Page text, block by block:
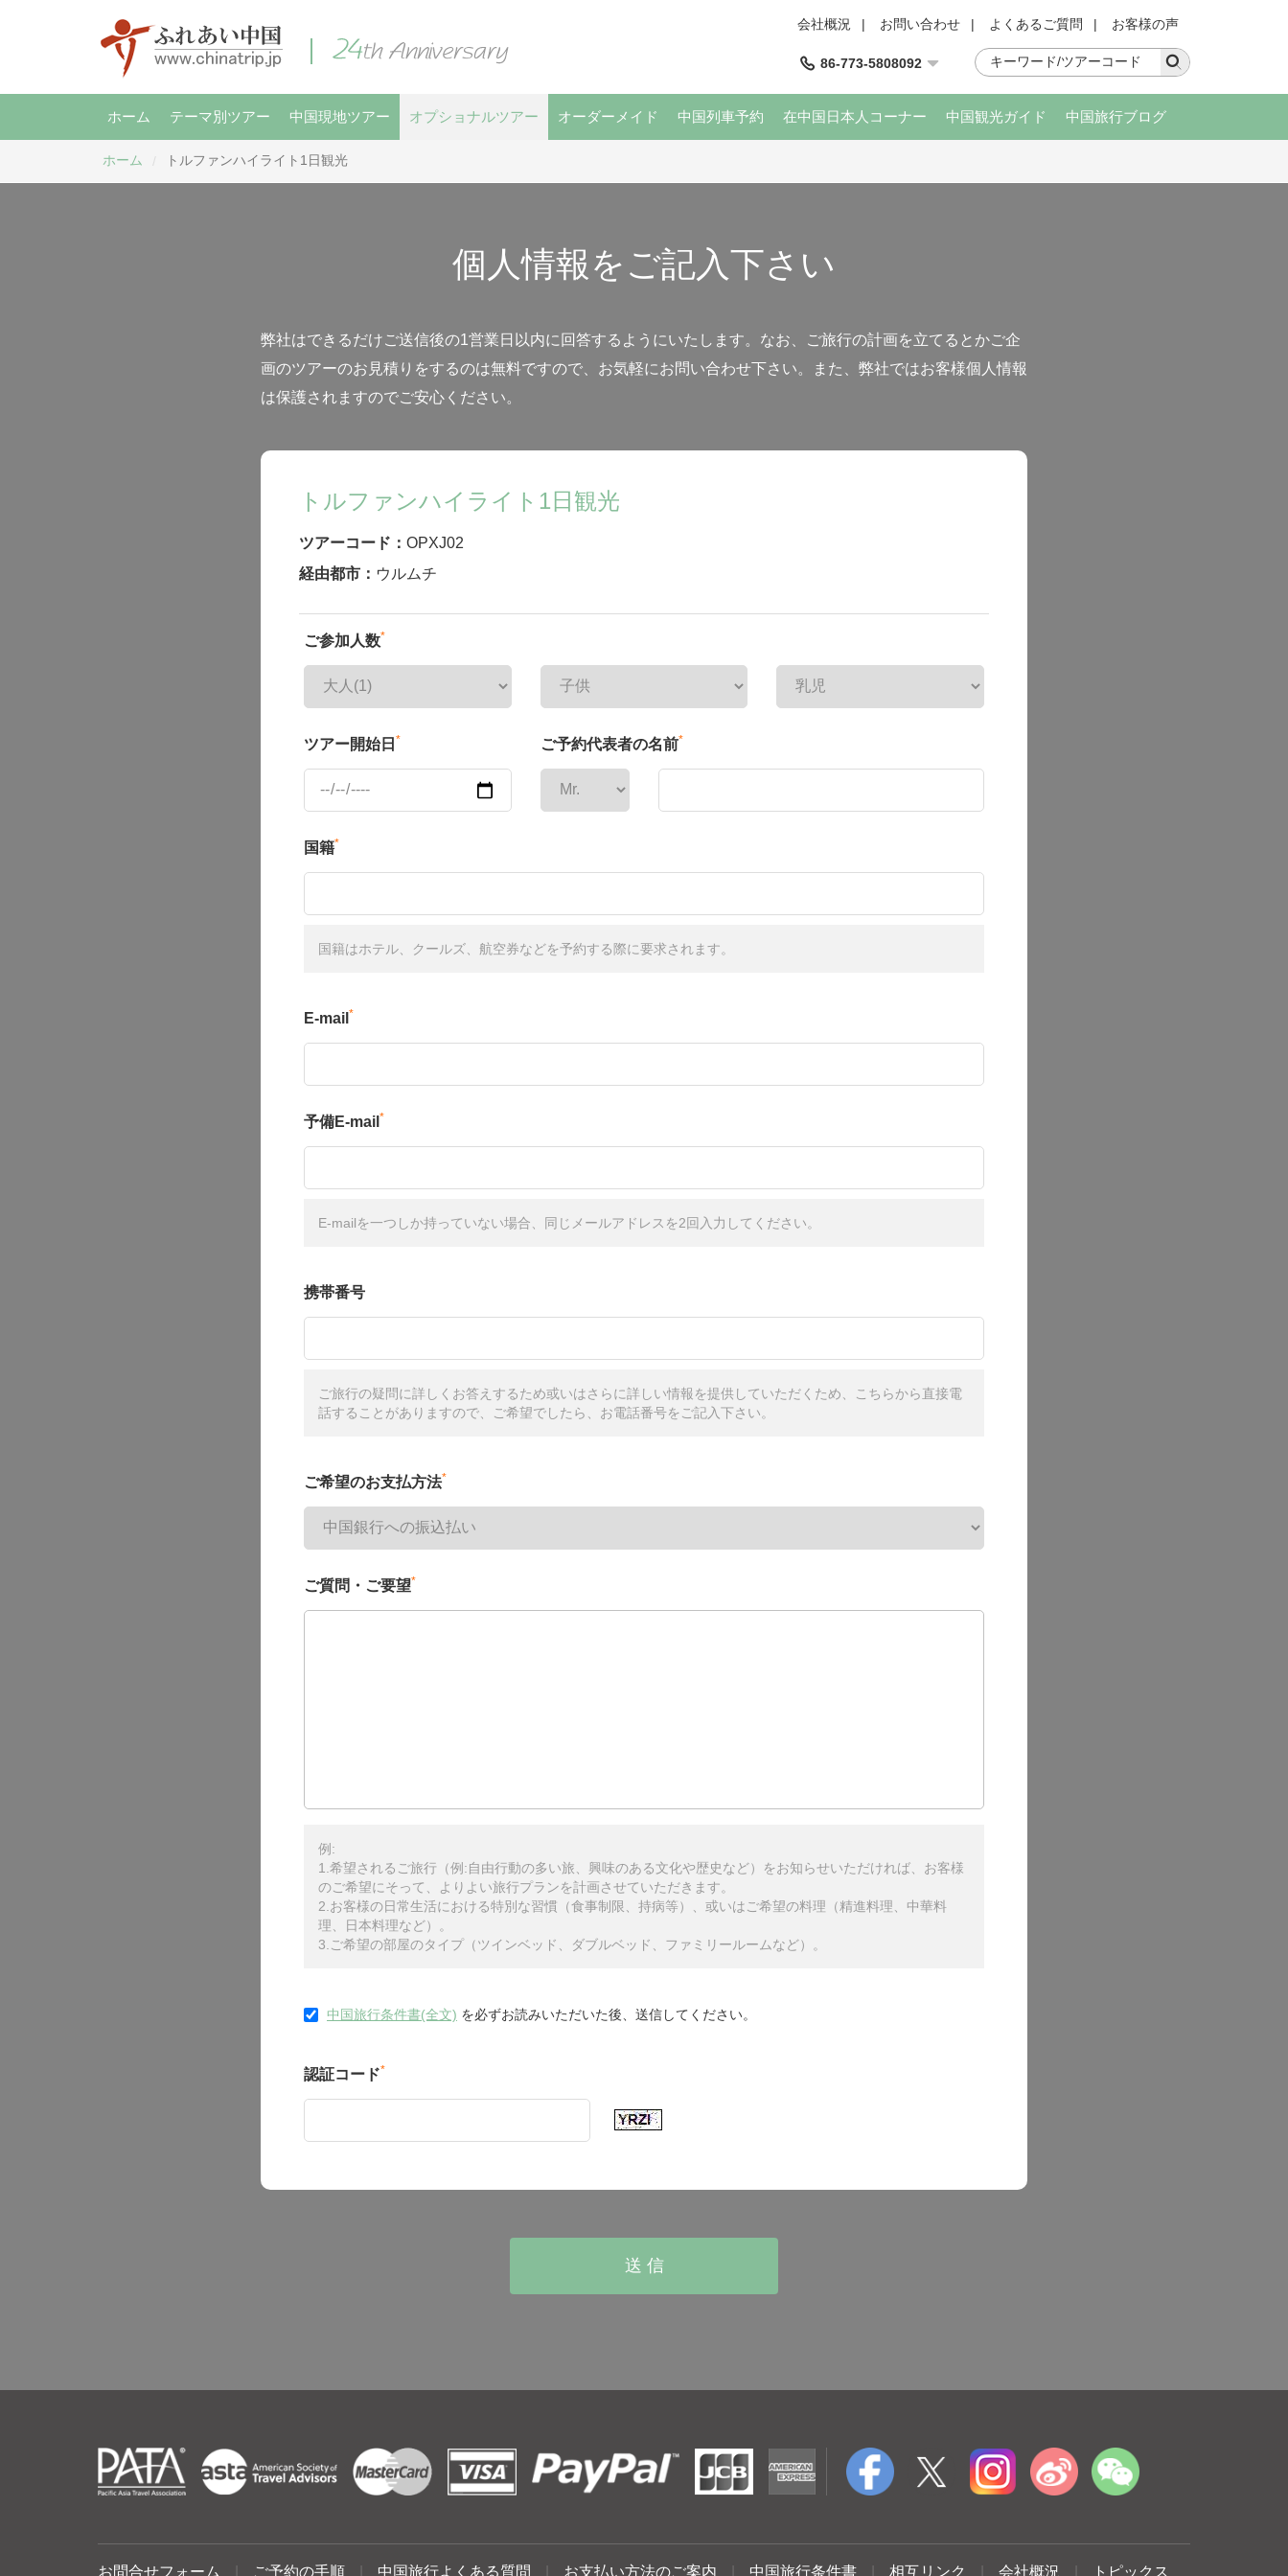
会社概況 | お問い合わせ | よくあるご質問 | お客様の声
86-773-5808092
ホーム テーマ別ツアー 中国現地ツアー オプショナルツアー オーダーメイド 中国列車予約 在中国日本人コーナー 中国観光ガイド 中国旅行ブログ
ホーム トルファンハイライト1日観光
個人情報をご記入下さい
弊社はできるだけご送信後の1営業日以内に回答するようにいたします。なお、ご旅行の計画を立てるとかご企
画のツアーのお見積りをするのは無料ですので、お気軽にお問い合わせ下さい。また、弊社ではお客様個人情報
は保護されますのでご安心ください。
トルファンハイライト1日観光
ツアーコード： OPXJ02
経由都市： ウルムチ
ご参加人数*
ツアー開始日 * ご予約代表者の名前*
国籍*
国籍はホテル、クールズ、航空券などを予約する際に要求されます。
E-mail *
予備E-mail *
E-mailを一つしか持っていない場合、同じメールアドレスを2回入力してください。
携帯番号
ご旅行の疑問に詳しくお答えするため或いはさらに詳しい情報を提供していただくため、こちらから直接電
話することがありますので、ご希望でしたら、お電話番号をご記入下さい。
ご希望のお支払方法*
ご質問・ご要望*
例:
1.希望されるご旅行（例:自由行動の多い旅、興味のある文化や歴史など）をお知らせいただければ、お客様
のご希望にそって、よりよい旅行プランを計画させていただきます。
2.お客様の日常生活における特別な習慣（食事制限、持病等）、或いはご希望の料理（精進料理、中華料
理、日本料理など）。
3.ご希望の部屋のタイプ（ツインベッド、ダブルベッド、ファミリールームなど）。
中国旅行条件書(全文) を必ずお読みいただいた後、送信してください。
認証コード*
お問合せフォーム ご予約の手順 中国旅行よくある質問 お支払い方法のご案内 中国旅行条件書 相互リンク 会社概況 トピックス